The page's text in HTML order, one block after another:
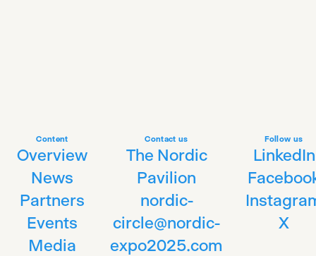
Content
Overview
News
Partners
Events
Media
Contact us
The Nordic
Pavilion
nordic-
circle@nordic-
expo2025.com
Follow us
LinkedIn
X